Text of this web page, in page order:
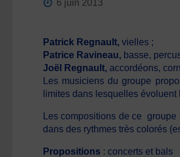
6 juin 2013
Patrick Regnault, vielles ;
Patrice Ravineau, basse,
Joël Regnault, accordéons,
Les musiciens du groupe
limites dans lesquelles
Les compositions de ce
dans des rythmes très colorés
Propositions : concerts et bals